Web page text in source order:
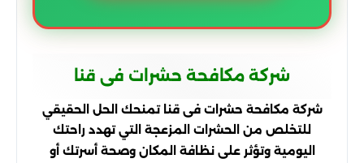
شركة مكافحة حشرات فى قنا
شركة مكافحة حشرات فى قنا تمنحك الحل الحقيقي
للتخلص من الحشرات المزعجة التي تهدد راحتك
اليومية وتؤثر على نظافة المكان وصحة أسرتك أو